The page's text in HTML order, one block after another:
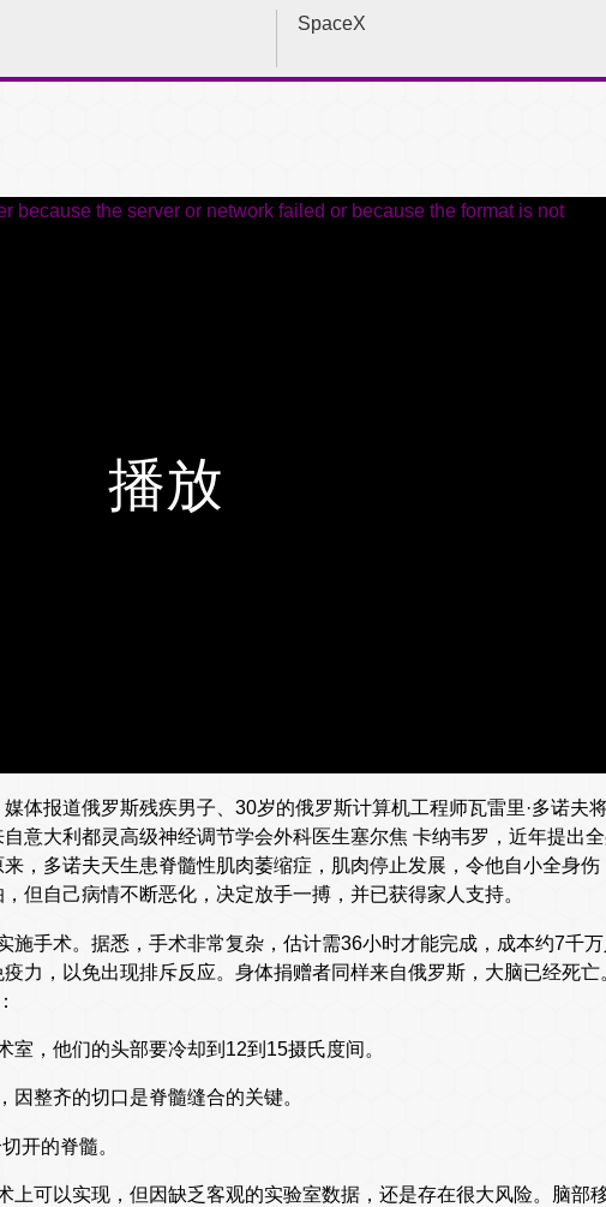
SpaceX
because the server or network failed or because the format is not
体报道俄罗斯残疾男子、30岁的俄罗斯计算机工程师瓦雷里·多诺夫
意大利都灵高级神经调节学会外科医生塞尔焦 卡纳韦罗，近年提出
，多诺夫天生患脊髓性肌肉萎缩症，肌肉停止发展，令他自小全身伤
但自己病情不断恶化，决定放手一搏，并已获得家人支持。
施手术。据悉，手术非常复杂，估计需36小时才能完成，成本约7千万
力，以免出现排斥反应。身体捐赠者同样来自俄罗斯，大脑已经死亡
，他们的头部要冷却到12到15摄氏度间。
整齐的切口是脊髓缝合的关键。
开的脊髓。
上可以实现，但因缺乏客观的实验室数据，还是存在很大风险。脑部